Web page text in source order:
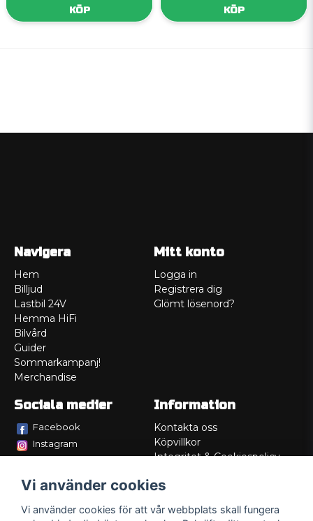
KÖP KÖP
Navigera
Hem
Billjud
Lastbil 24V
Hemma HiFi
Bilvård
Guider
Sommarkampanj!
Merchandise
Mitt konto
Logga in
Registrera dig
Glömt lösenord?
Sociala medier
Facebook
Instagram
Information
Kontakta oss
Köpvillkor
Integritet & Cookiespolicy
Service/Garanti
Lådritning
Vi använder cookies
Vi använder cookies för att vår webbplats skall fungera